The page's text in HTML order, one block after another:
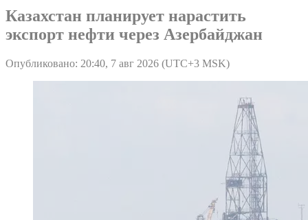
Казахстан планирует нарастить
экспорт нефти через Азербайджан
Опубликовано: 20:40, 7 авг 2026 (UTC+3 MSK)